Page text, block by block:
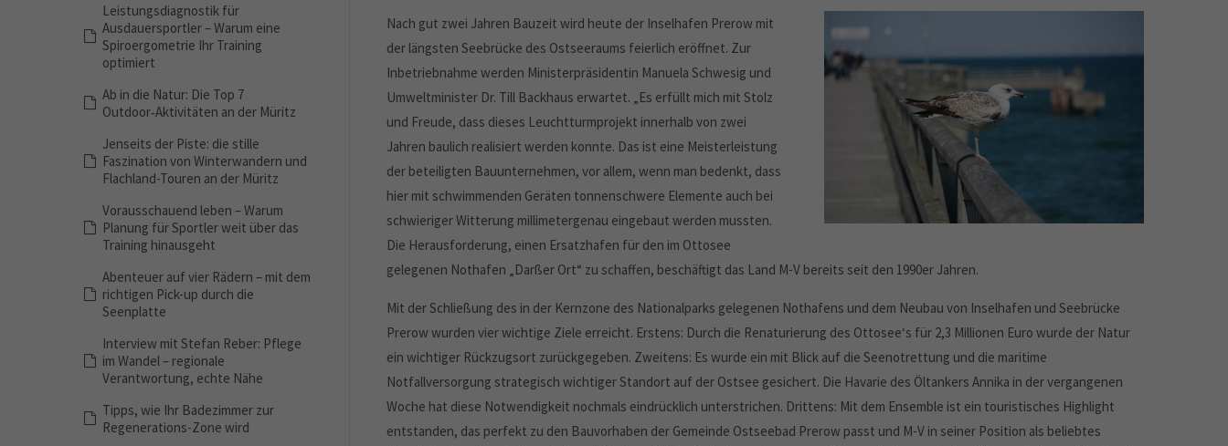
Nach gut zwei Jahren Bauzeit wird heute der Inselhafen Prerow mit
der längsten Seebrücke des Ostseeraums feierlich eröffnet. Zur
Inbetriebnahme werden Ministerpräsidentin Manuela Schwesig und
Umweltminister Dr. Till Backhaus erwartet. „Es erfüllt mich mit Stolz
und Freude, dass dieses Leuchtturmprojekt innerhalb von zwei
Jahren baulich realisiert werden konnte. Das ist eine Meisterleistung
der beteiligten Bauunternehmen, vor allem, wenn man bedenkt, dass
hier mit schwimmenden Geräten tonnenschwere Elemente auch bei
schwieriger Witterung millimetergenau eingebaut werden mussten.
Die Herausforderung, einen Ersatzhafen für den im Ottosee
gelegenen Nothafen „Darßer Ort“ zu schaffen, beschäftigt das Land M-V bereits seit den 1990er Jahren.
Mit der Schließung des in der Kernzone des Nationalparks gelegenen Nothafens und dem Neubau von Inselhafen und Seebrücke
Prerow wurden vier wichtige Ziele erreicht. Erstens: Durch die Renaturierung des Ottosee‘s für 2,3 Millionen Euro wurde der Natur
ein wichtiger Rückzugsort zurückgegeben. Zweitens: Es wurde ein mit Blick auf die Seenotrettung und die maritime
Notfallversorgung strategisch wichtiger Standort auf der Ostsee gesichert. Die Havarie des Öltankers Annika in der vergangenen
Woche hat diese Notwendigkeit nochmals eindrücklich unterstrichen. Drittens: Mit dem Ensemble ist ein touristisches Highlight
entstanden, das perfekt zu den Bauvorhaben der Gemeinde Ostseebad Prerow passt und M-V in seiner Position als beliebtes
Leistungsdiagnostik für
Ausdauersportler – Warum eine
Spiroergometrie Ihr Training
optimiert
Ab in die Natur: Die Top 7
Outdoor‑Aktivitäten an der Müritz
Jenseits der Piste: die stille
Faszination von Winterwandern und
Flachland-Touren an der Müritz
Vorausschauend leben – Warum
Planung für Sportler weit über das
Training hinausgeht
Abenteuer auf vier Rädern – mit dem
richtigen Pick-up durch die
Seenplatte
Interview mit Stefan Reber: Pflege
im Wandel – regionale
Verantwortung, echte Nähe
Tipps, wie Ihr Badezimmer zur
Regenerations-Zone wird